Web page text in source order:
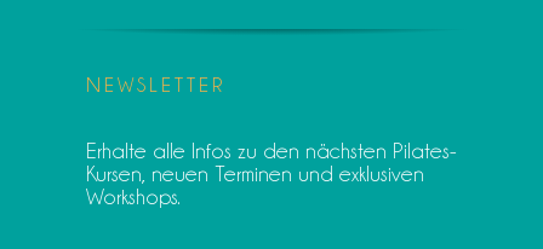
NEWSLETTER
Erhalte alle Infos zu den nächsten Pilates-
Kursen, neuen Terminen und exklusiven
Workshops.